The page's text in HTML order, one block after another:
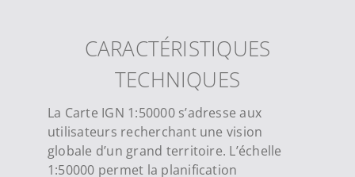
CARACTÉRISTIQUES
TECHNIQUES
La Carte IGN 1:50000 s’adresse aux
utilisateurs recherchant une vision
globale d’un grand territoire. L’échelle
1:50000 permet la planification